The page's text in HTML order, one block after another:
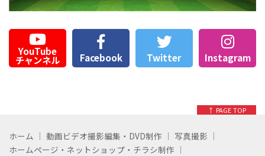
YouTube
チャンネル Facebook Twitter Instagram
↑ PAGE TOP
ホーム 動画ビデオ撮影編集・DVD制作
写真撮影
ホームページ・ネットショップ・チラシ制作